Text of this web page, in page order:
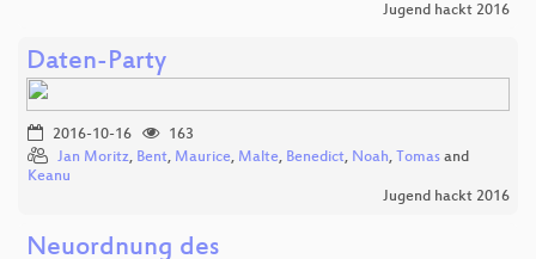
Jugend hackt 2016
Daten-Party
2016-10-16
163
Jan Moritz, Bent, Maurice, Malte, Benedict, Noah, Tomas and
Keanu
Jugend hackt 2016
Neuordnung des